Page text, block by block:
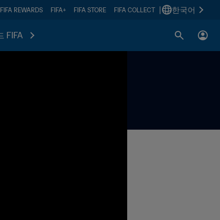
FIFA REWARDS FIFA+ FIFA STORE FIFA COLLECT 한국어
FIFA